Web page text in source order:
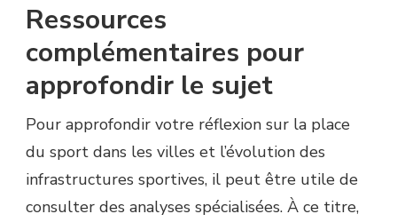
Ressources
complémentaires pour
approfondir le sujet
Pour approfondir votre réflexion sur la place
du sport dans les villes et l’évolution des
infrastructures sportives, il peut être utile de
consulter des analyses spécialisées. À ce titre,